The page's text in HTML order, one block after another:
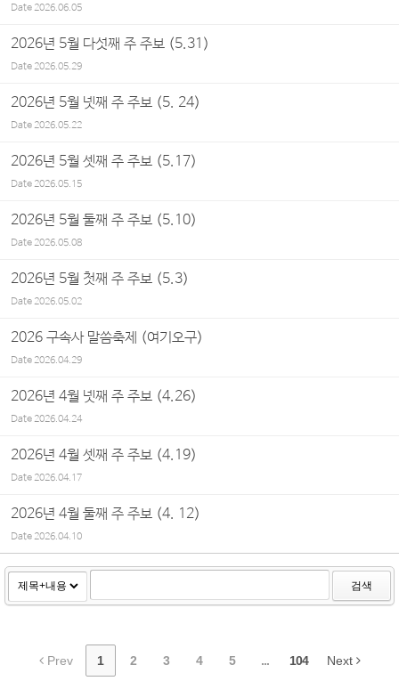
Date2026.06.05
2026년 5월 다섯째 주 주보 (5.31)
Date2026.05.29
2026년 5월 넷째 주 주보 (5. 24)
Date2026.05.22
2026년 5월 셋째 주 주보 (5.17)
Date2026.05.15
2026년 5월 둘째 주 주보 (5.10)
Date2026.05.08
2026년 5월 첫째 주 주보 (5.3)
Date2026.05.02
2026 구속사 말씀축제 (여기오구)
Date2026.04.29
2026년 4월 넷째 주 주보 (4.26)
Date2026.04.24
2026년 4월 셋째 주 주보 (4.19)
Date2026.04.17
2026년 4월 둘째 주 주보 (4. 12)
Date2026.04.10
검색
Prev 1 2 3 4 5 ... 104 Next